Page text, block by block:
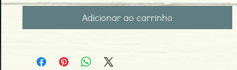
Adicionar ao carrinho